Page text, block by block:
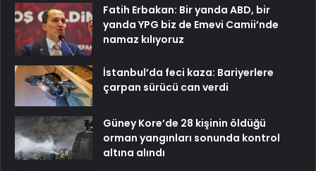
Fatih Erbakan: Bir yanda ABD, bir
yanda YPG biz de Emevi Camii’nde
namaz kılıyoruz
İstanbul’da feci kaza: Bariyerlere
çarpan sürücü can verdi
Güney Kore’de 28 kişinin öldüğü
orman yangınları sonunda kontrol
altına alındı